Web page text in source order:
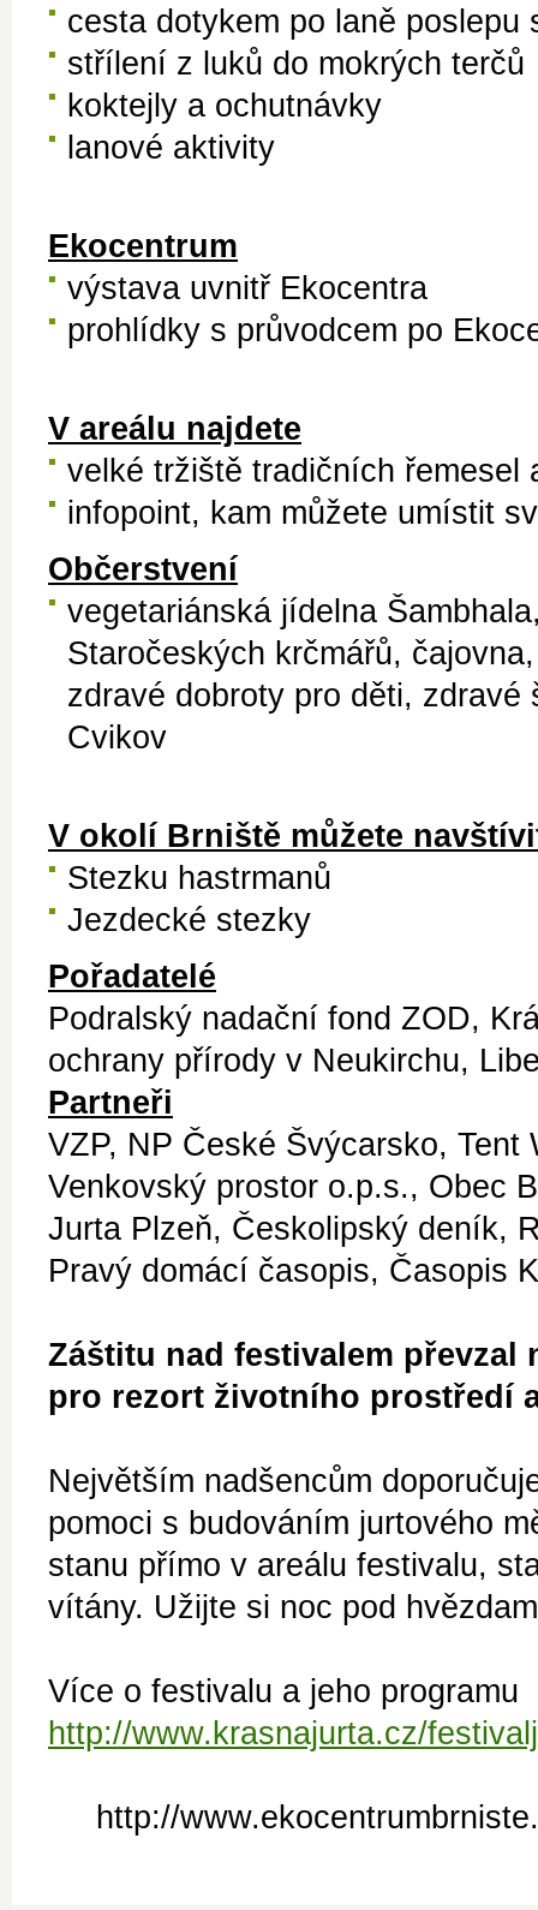
cesta dotykem po laně poslepu
střílení z luků do mokrých terčů
koktejly a ochutnávky
lanové aktivity
Ekocentrum
výstava uvnitř Ekocentra
prohlídky s průvodcem po
V areálu najdete
velké tržiště tradičních řemesel
infopoint, kam můžete umístit
Občerstvení
vegetariánská jídelna
Staročeských krčmářů,
zdravé dobroty pro děti,
Cvikov
V okolí Brniště můžete
Stezku hastrmanů
Jezdecké stezky
Pořadatelé
Podralský nadační fond ZOD,
ochrany přírody v Neukirchu,
Partneři
VZP, NP České Švýcarsko,
Venkovský prostor o.p.s., Obec
Jurta Plzeň, Českolipský deník,
Pravý domácí časopis, Časopis
Záštitu nad festivalem převzal
pro rezort životního prostředí
Největším nadšencům
pomoci s budováním jurtového
stanu přímo v areálu festivalu,
vítány. Užijte si noc pod
Více o festivalu a jeho
http://www.krasnajurta.cz/
http://